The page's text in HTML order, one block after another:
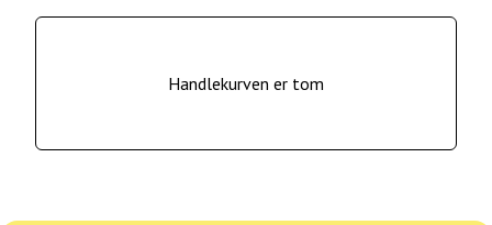
Handlekurven er tom